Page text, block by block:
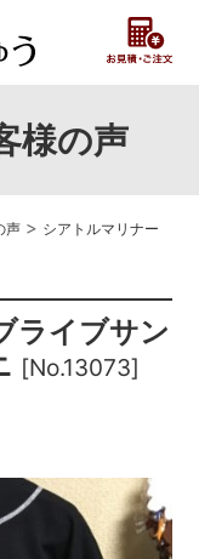
様の声
声> シアトルマリナー
ライブサン
[No.13073]